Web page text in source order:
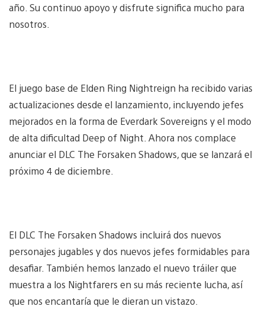
año. Su continuo apoyo y disfrute significa mucho para
nosotros.
El juego base de Elden Ring Nightreign ha recibido varias
actualizaciones desde el lanzamiento, incluyendo jefes
mejorados en la forma de Everdark Sovereigns y el modo
de alta dificultad Deep of Night. Ahora nos complace
anunciar el DLC The Forsaken Shadows, que se lanzará el
próximo 4 de diciembre.
El DLC The Forsaken Shadows incluirá dos nuevos
personajes jugables y dos nuevos jefes formidables para
desafiar. También hemos lanzado el nuevo tráiler que
muestra a los Nightfarers en su más reciente lucha, así
que nos encantaría que le dieran un vistazo.